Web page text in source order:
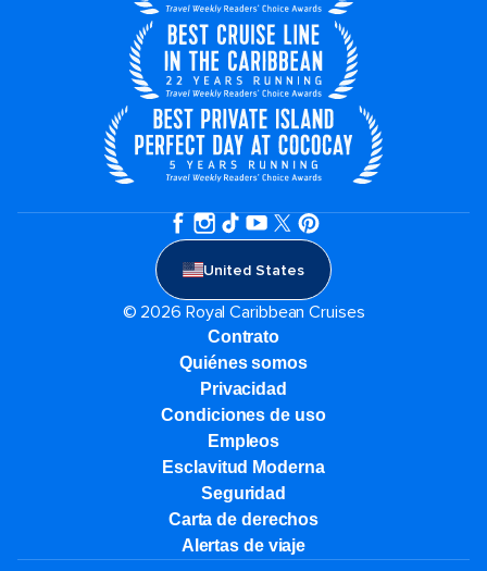
United States
© 2026 Royal Caribbean Cruises
Contrato
Quiénes somos
Privacidad
Condiciones de uso
Empleos
Esclavitud Moderna
Seguridad
Carta de derechos
Alertas de viaje